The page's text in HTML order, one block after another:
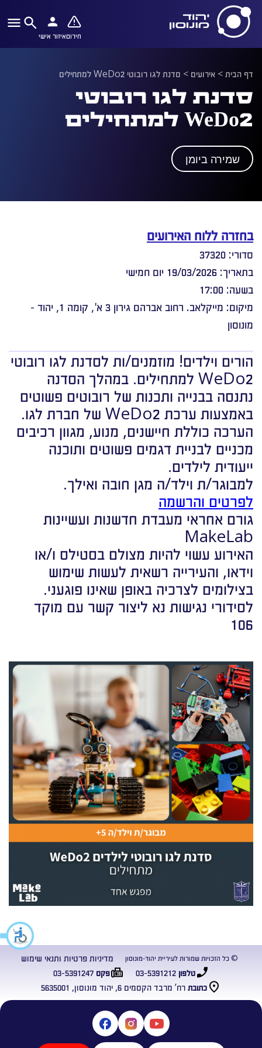
חירוםאיזור אישי
דף הבית> אירועים > סדנת לגו רובוטי WeDo2 למתחילים
סדנת לגו רובוטי
WeDo2 למתחילים
שמירה ביומן
בחזרה ללוח האירועים
סדורי: 37320
בתאריך: 19/03/2026 יום חמישי
בשעה: 17:00
מיקום: מייקלאב. רחוב אברהם גירון 3 א', קומה 1, יהוד -
מונוסון
הורים וילדים! מוזמנים/ות לסדנת לגו רובוטי
WeDo2 למתחילים. במהלך הסדנה
נתנסה בבנייה ותכנות של רובוטים פשוטים
באמצעות ערכת WeDo2 של חברת לגו.
הערכה כוללת חיישנים, מנוע, מגוון רכיבים
מכניים לבניית דגמים פשוטים ותוכנה
ייעודית לילדים.
למבוגר/ת וילד/ה מגן חובה ואילך.
לפרטים והרשמה
גורם אחראי מעבדת חדשנות ועשיינות
MakeLab
האירוע עשוי להיות מצולם בסטילס ו/או
וידאו, והעירייה רשאית לעשות שימוש
בצילומים לצרכיה באופן שאינו פוגעני.
לסידורי נגישות נא ליצור קשר עם מוקד
106
כתובת רח’ מרבד הקסמים 6, יהוד מונוסון, 5635001
טלפון03-5391212 פקס03-5391247
© כל הזכויות שמורות לעיריית יהוד-מונוסון מדיניות פרטיות ותנאי שימוש